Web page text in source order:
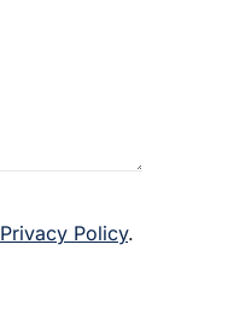
Privacy Policy.